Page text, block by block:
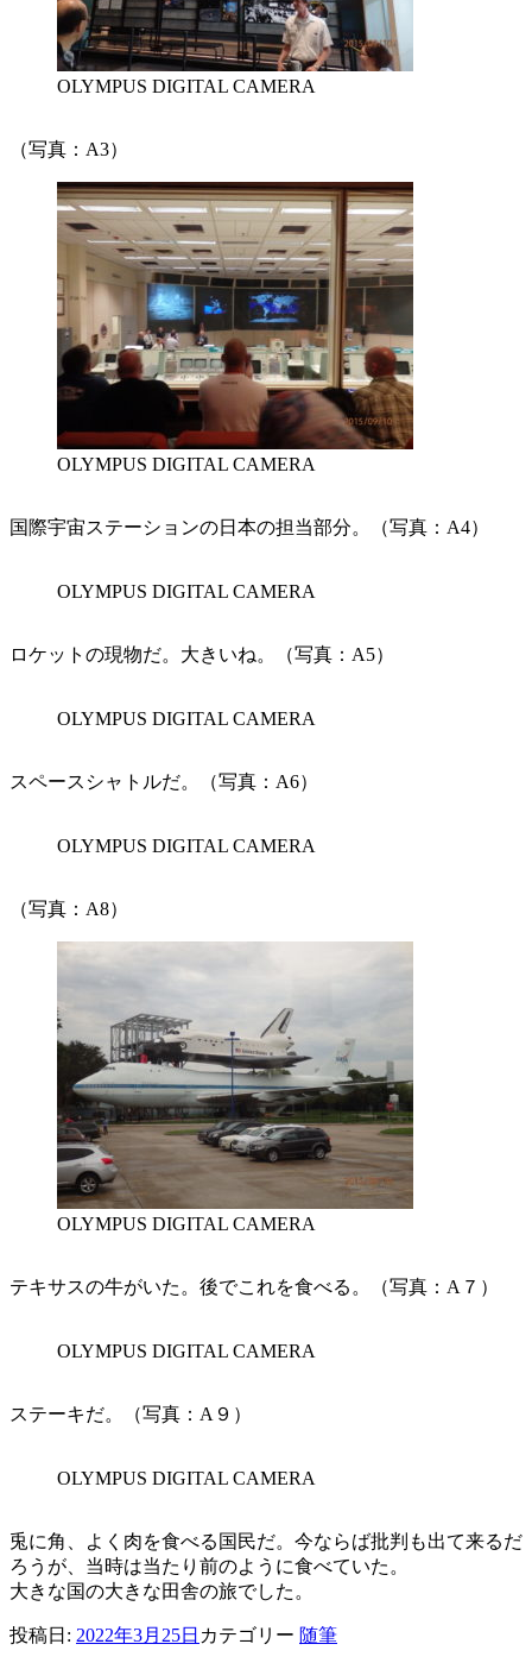
OLYMPUS DIGITAL CAMERA
（写真：A3）
OLYMPUS DIGITAL CAMERA
国際宇宙ステーションの日本の担当部分。（写真：A4）
OLYMPUS DIGITAL CAMERA
ロケットの現物だ。大きいね。（写真：A5）
OLYMPUS DIGITAL CAMERA
スペースシャトルだ。（写真：A6）
OLYMPUS DIGITAL CAMERA
（写真：A8）
OLYMPUS DIGITAL CAMERA
テキサスの牛がいた。後でこれを食べる。（写真：A７）
OLYMPUS DIGITAL CAMERA
ステーキだ。（写真：A９）
OLYMPUS DIGITAL CAMERA
兎に角、よく肉を食べる国民だ。今ならば批判も出て来るだ
ろうが、当時は当たり前のように食べていた。
大きな国の大きな田舎の旅でした。
投稿日: 2022年3月25日 カテゴリー 随筆